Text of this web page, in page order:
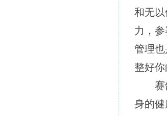
和无
力，
管理
整好你
赛
身的